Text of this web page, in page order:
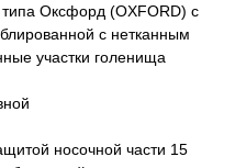
типа Оксфорд (OXFORD) с
с нетканным
участки голенища
носочной части 15